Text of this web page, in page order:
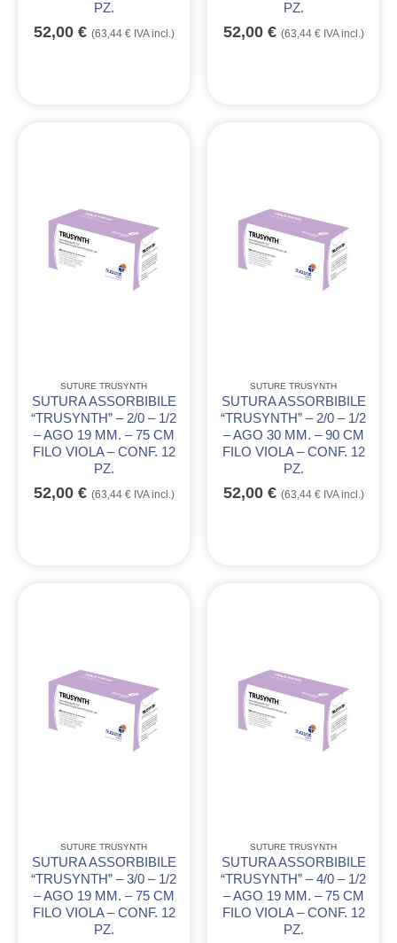
PZ.
52,00 € (63,44 €IVA incl.)
PZ.
52,00 € (63,44 €IVA incl.)
SUTURE TRUSYNTH
SUTURA ASSORBIBILE
“TRUSYNTH” – 2/0 – 1/2
– AGO 19 MM. – 75 CM
FILO VIOLA – CONF. 12
PZ.
52,00 € (63,44 €IVA incl.)
SUTURE TRUSYNTH
SUTURA ASSORBIBILE
“TRUSYNTH” – 2/0 – 1/2
– AGO 30 MM. – 90 CM
FILO VIOLA – CONF. 12
PZ.
52,00 € (63,44 €IVA incl.)
SUTURE TRUSYNTH
SUTURA ASSORBIBILE
“TRUSYNTH” – 3/0 – 1/2
– AGO 19 MM. – 75 CM
FILO VIOLA – CONF. 12
PZ.
SUTURE TRUSYNTH
SUTURA ASSORBIBILE
“TRUSYNTH” – 4/0 – 1/2
– AGO 19 MM. – 75 CM
FILO VIOLA – CONF. 12
PZ.